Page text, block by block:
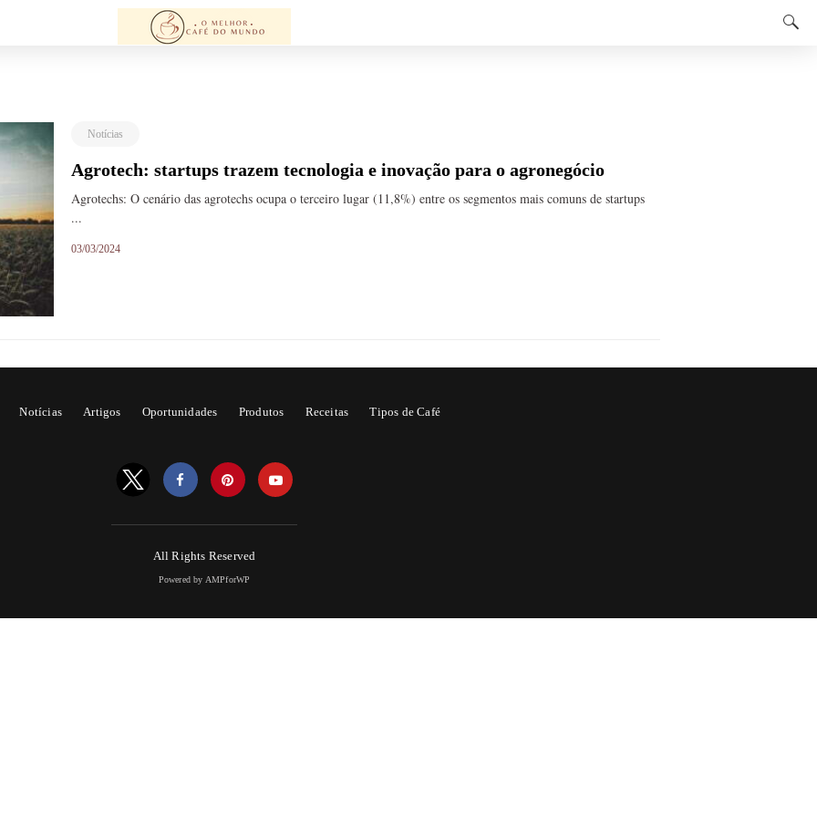
Notícias
Agrotech: startups trazem tecnologia e inovação para o agronegócio
Agrotechs: O cenário das agrotechs ocupa o terceiro lugar (11,8%) entre os segmentos mais comuns de startups
...
03/03/2024
Notícias Artigos Oportunidades Produtos Receitas Tipos de Café
All Rights Reserved
Powered by AMPforWP